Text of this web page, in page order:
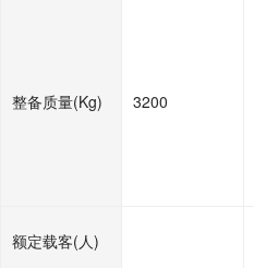
整备质量(Kg) 3200
额定载客(人)